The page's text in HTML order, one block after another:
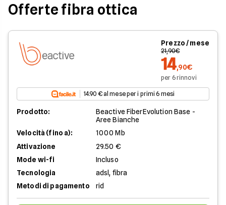
Offerte fibra ottica
Prezzo / mese
21,90€
14,90€
per 6 rinnovi
14.90 € al mese per i primi 6 mesi
Prodotto:
Beactive FiberEvolution Base -
Aree Bianche
Velocità (fino a):
1000 Mb
Attivazione
29.50 €
Mode wi-fi
Incluso
Tecnologia
adsl, fibra
Metodi di pagamento
rid